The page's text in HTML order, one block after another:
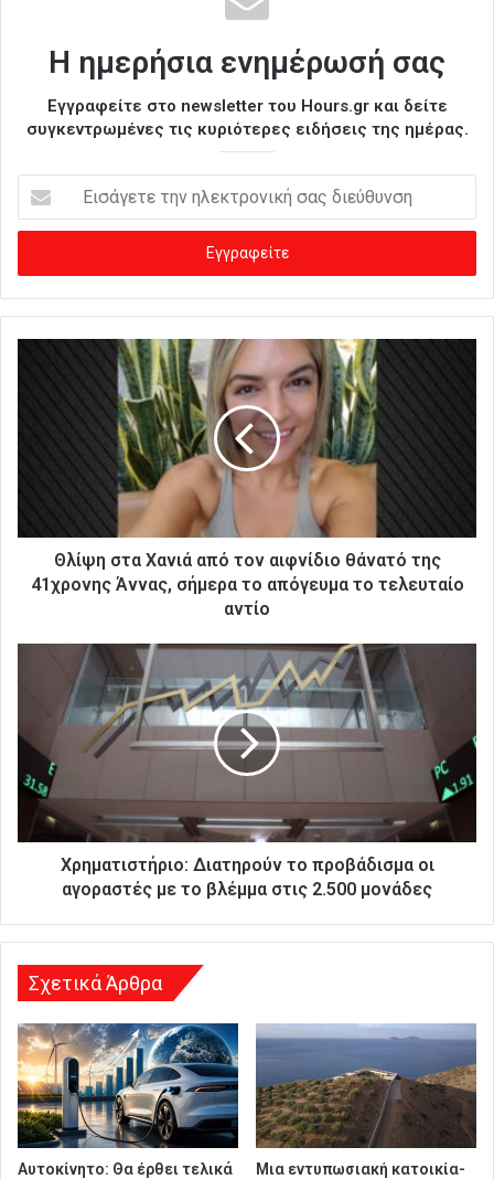
Η ημερήσια ενημέρωσή σας
Εγγραφείτε στο newsletter του Hours.gr και δείτε
συγκεντρωμένες τις κυριότερες ειδήσεις της ημέρας.
σ
γ
ε
τ
ς
σ
Θλίψη στα Χανιά από τον αιφνίδιο θάνατό της
41χρονης Άννας, σήμερα το απόγευμα το τελευταίο
αντίο
Χρηματιστήριο: Διατηρούν το προβάδισμα οι
αγοραστές με το βλέμμα στις 2.500 μονάδες
Σχετικά Άρθρα
Αυτοκίνητο: Θα έρθει τελικά
Μια εντυπωσιακή κατοικία-